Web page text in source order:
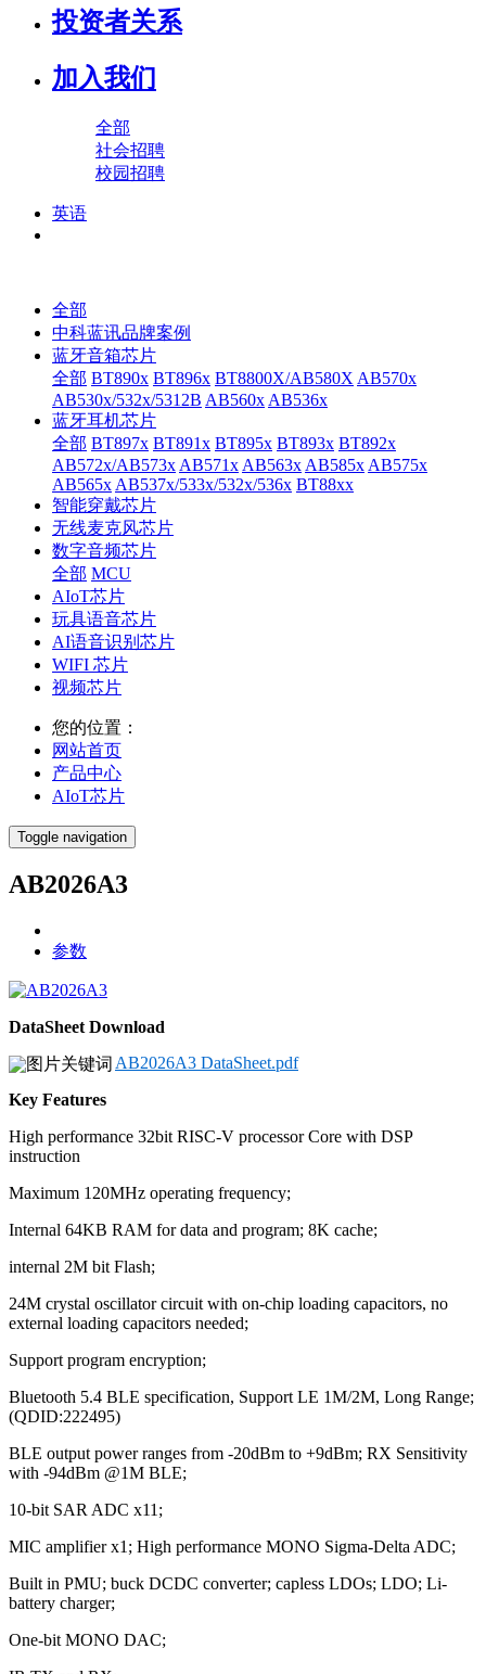
投资者关系
加入我们
全部
社会招聘
校园招聘
英语
全部
中科蓝讯品牌案例
蓝牙音箱芯片
全部 BT890x BT896x BT8800X/AB580X AB570x
AB530x/532x/5312B AB560x AB536x
蓝牙耳机芯片
全部 BT897x BT891x BT895x BT893x BT892x
AB572x/AB573x AB571x AB563x AB585x AB575x
AB565x AB537x/533x/532x/536x BT88xx
智能穿戴芯片
无线麦克风芯片
数字音频芯片
全部 MCU
AIoT芯片
玩具语音芯片
AI语音识别芯片
WIFI 芯片
视频芯片
您的位置：
网站首页
产品中心
AIoT芯片
Toggle navigation
AB2026A3
参数
DataSheet Download
AB2026A3 DataSheet.pdf
Key Features
High performance 32bit RISC-V processor Core with DSP
instruction
Maximum 120MHz operating frequency;
Internal 64KB RAM for data and program; 8K cache;
internal 2M bit Flash;
24M crystal oscillator circuit with on-chip loading capacitors, no
external loading capacitors needed;
Support program encryption;
Bluetooth 5.4 BLE specification, Support LE 1M/2M, Long Range;
(QDID:222495)
BLE output power ranges from -20dBm to +9dBm; RX Sensitivity
with -94dBm @1M BLE;
10-bit SAR ADC x11;
MIC amplifier x1; High performance MONO Sigma-Delta ADC;
Built in PMU; buck DCDC converter; capless LDOs; LDO; Li-
battery charger;
One-bit MONO DAC;